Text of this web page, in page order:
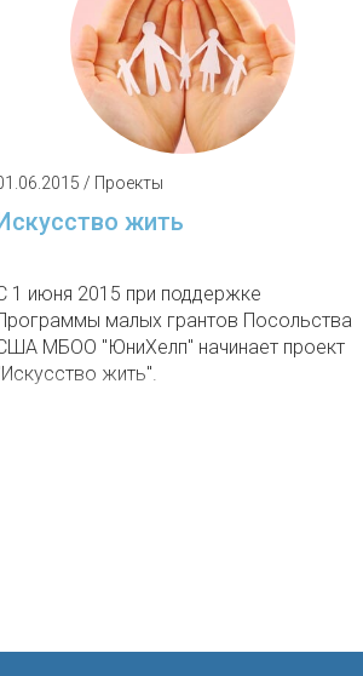
/ Проекты
жить
1 июня 2015 при поддержке
малых грантов Посольства
МБОО "ЮниХелп" начинает проект
жить".